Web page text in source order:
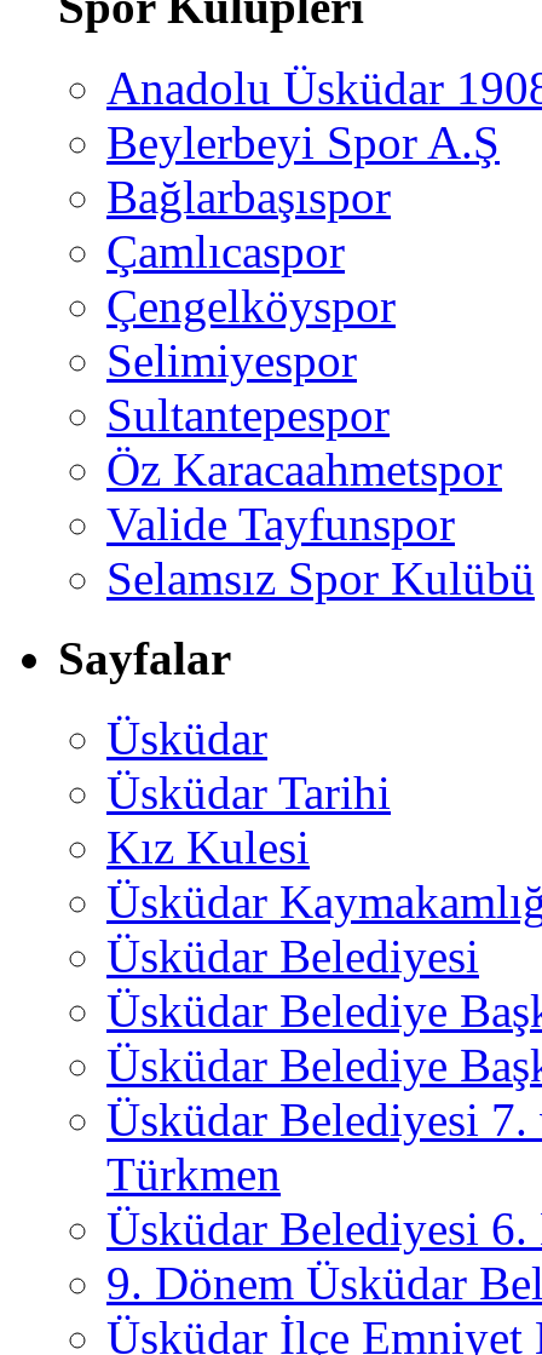
Anadolu Üsküdar
Beylerbeyi Spor A.Ş
Bağlarbaşıspor
Çamlıcaspor
Çengelköyspor
Selimiyespor
Sultantepespor
Öz Karacaahmetspor
Valide Tayfunspor
Selamsız Spor Kulübü
Sayfalar
Üsküdar
Üsküdar Tarihi
Kız Kulesi
Üsküdar
Üsküdar Belediyesi
Üsküdar Belediye
Üsküdar Belediye
Üsküdar Belediyesi
Türkmen
Üsküdar Belediyesi 6.
9. Dönem Üsküdar
Üsküdar İlçe